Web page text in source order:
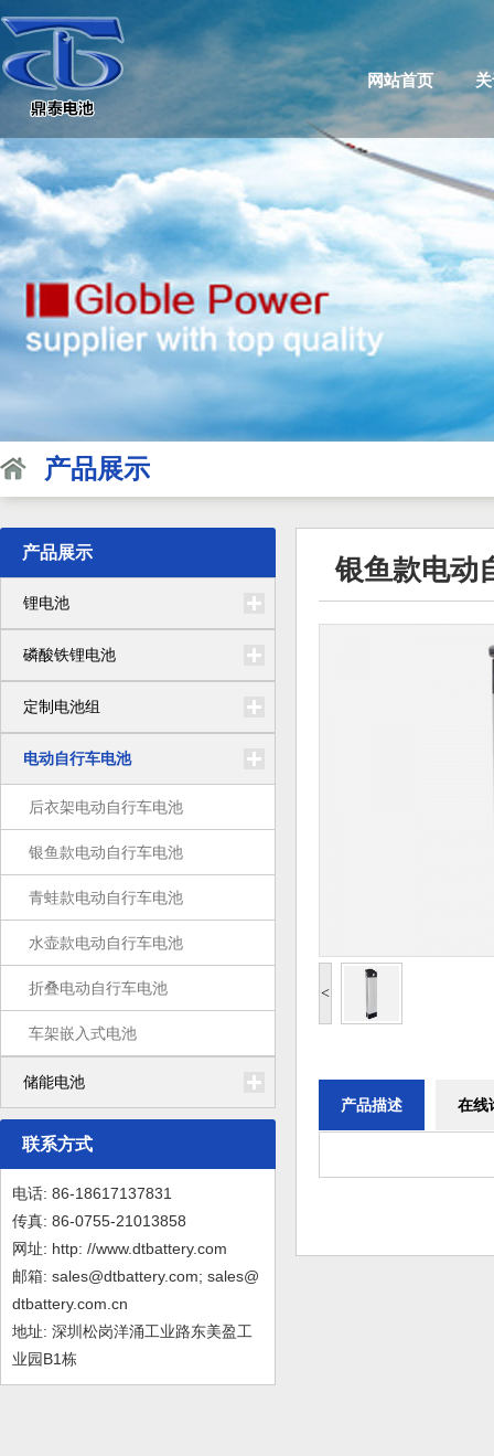
网站首页
产品展示
产品展示
锂电池
磷酸铁锂电池
定制电池组
电动自行车电池
后衣架电动自行车电池
银鱼款电动自行车电池
青蛙款电动自行车电池
水壶款电动自行车电池
折叠电动自行车电池
车架嵌入式电池
储能电池
联系方式
电话: 86-18617137831
传真: 86-0755-21013858
网址: http: //www.dtbattery.com
邮箱: sales@dtbattery.com; sales@
dtbattery.com.cn
地址: 深圳松岗洋涌工业路东美盈工
业园B1栋
银鱼款电动
<
产品描述 在线